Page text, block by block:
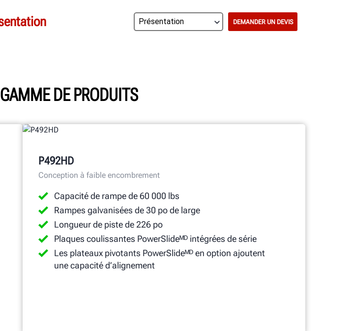
DEMANDER UN DEVIS
DE PRODUITS
P492HD
Conception à faible encombrement
Capacité de rampe de 60 000 lbs
Rampes galvanisées de 30 po de large
Longueur de piste de 226 po
Plaques coulissantes PowerSlideᴹᴰ intégrées de série
Les plateaux pivotants PowerSlideᴹᴰ en option ajoutent
une capacité d’alignement